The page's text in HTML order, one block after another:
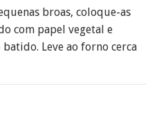
broas, coloque-as
com papel vegetal e
Leve ao forno cerca